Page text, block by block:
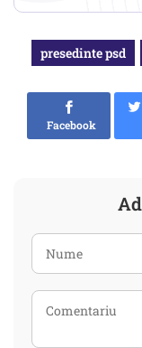
presedinte psd
Facebook